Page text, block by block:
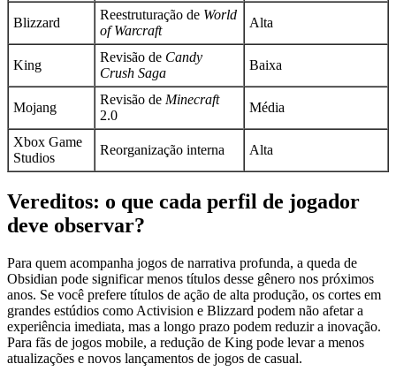
Blizzard
Reestruturação de World
of Warcraft
Alta
King
Revisão de Candy
Crush Saga
Baixa
Mojang
Revisão de Minecraft
2.0
Média
Xbox Game
Studios
Reorganização interna Alta
Vereditos: o que cada perfil de jogador
deve observar?
Para quem acompanha jogos de narrativa profunda, a queda de
Obsidian pode significar menos títulos desse gênero nos próximos
anos. Se você prefere títulos de ação de alta produção, os cortes em
grandes estúdios como Activision e Blizzard podem não afetar a
experiência imediata, mas a longo prazo podem reduzir a inovação.
Para fãs de jogos mobile, a redução de King pode levar a menos
atualizações e novos lançamentos de jogos de casual.